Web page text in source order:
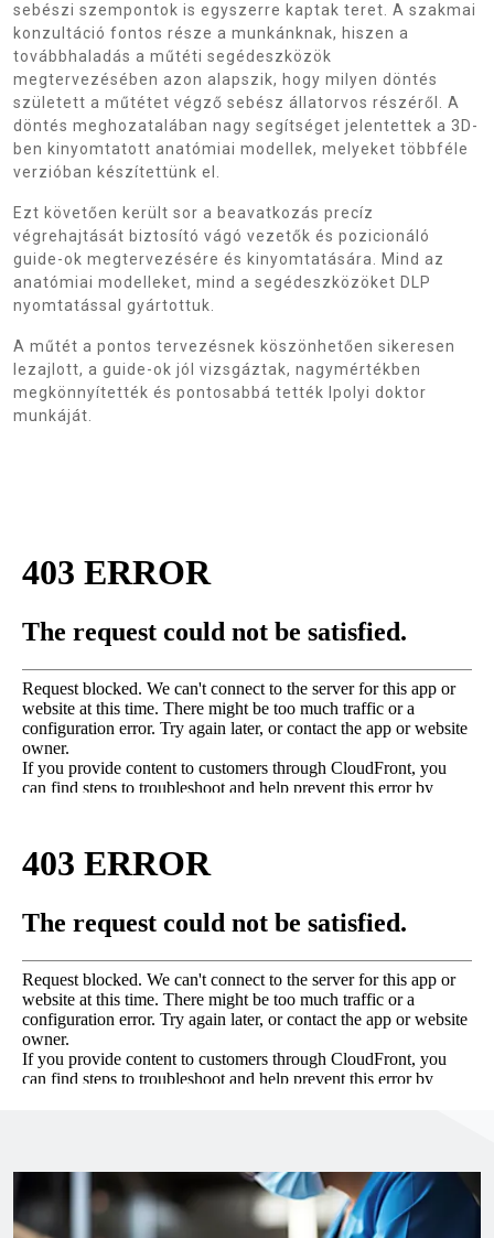
sebészi szempontok is egyszerre kaptak teret. A szakmai
konzultáció fontos része a munkánknak, hiszen a
továbbhaladás a műtéti segédeszközök
megtervezésében azon alapszik, hogy milyen döntés
született a műtétet végző sebész állatorvos részéről. A
döntés meghozatalában nagy segítséget jelentettek a 3D-
ben kinyomtatott anatómiai modellek, melyeket többféle
verzióban készítettünk el.
Ezt követően került sor a beavatkozás precíz
végrehajtását biztosító vágó vezetők és pozicionáló
guide-ok megtervezésére és kinyomtatására. Mind az
anatómiai modelleket, mind a segédeszközöket DLP
nyomtatással gyártottuk.
A műtét a pontos tervezésnek köszönhetően sikeresen
lezajlott, a guide-ok jól vizsgáztak, nagymértékben
megkönnyítették és pontosabbá tették Ipolyi doktor
munkáját.